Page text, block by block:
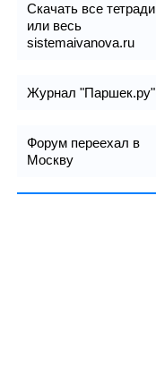
Скачать все тетради
или весь
sistemaivanova.ru
Журнал "Паршек.ру"
Форум переехал в
Москву